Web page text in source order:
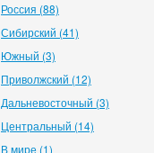
Россия (88)
Сибирский (41)
Южный (3)
Приволжский (12)
Дальневосточный (3)
Центральный (14)
В мире (1)